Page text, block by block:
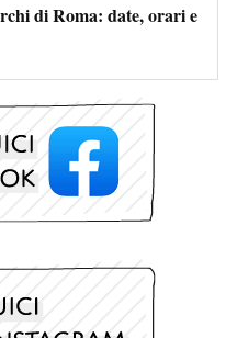
di Roma: date, orari e